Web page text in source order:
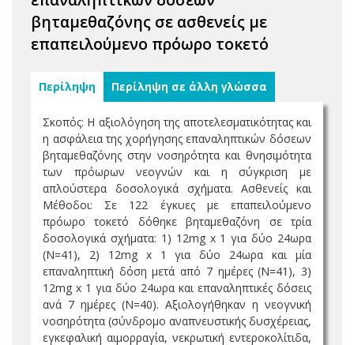
βηταμεθαζόνης σε ασθενείς με
επαπειλούμενο πρόωρο τοκετό
Περίληψη Περίληψη σε άλλη γλώσσα
Σκοπός: Η αξιολόγηση της αποτελεσματικότητας και
η ασφάλεια της χορήγησης επαναληπτικών δόσεων
βηταμεθαζόνης στην νοσηρότητα και θνησιμότητα
των πρόωρων νεογνών και η σύγκριση με
απλούστερα δοσολογικά σχήματα. Ασθενείς και
Μέθοδοι: Σε 122 έγκυες με επαπειλούμενο
πρόωρο τοκετό δόθηκε βηταμεθαζόνη σε τρία
δοσολογικά σχήματα: 1) 12mg x 1 για δύο 24ωρα
(Ν=41), 2) 12mg x 1 για δύο 24ωρα και μία
επαναληπτική δόση μετά από 7 ημέρες (Ν=41), 3)
12mg x 1 για δύο 24ωρα και επαναληπτικές δόσεις
ανά 7 ημέρες (Ν=40). Αξιολογήθηκαν η νεογνική
νοσηρότητα (σύνδρομο αναπνευστικής δυσχέρειας,
εγκεφαλική αιμορραγία, νεκρωτική εντεροκολίτιδα,